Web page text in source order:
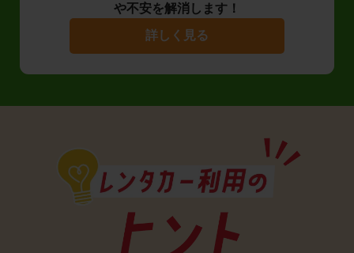
や不安を解消します！
詳しく見る